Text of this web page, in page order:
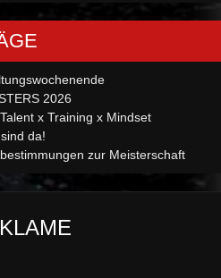
2026
x Training x Mindset
da!
zur Meisterschaft